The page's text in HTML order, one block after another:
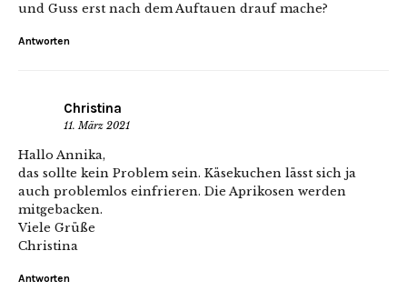
und Guss erst nach dem Auftauen drauf mache?
Antworten
Christina
11. März 2021
Hallo Annika,
das sollte kein Problem sein. Käsekuchen lässt sich ja
auch problemlos einfrieren. Die Aprikosen werden
mitgebacken.
Viele Grüße
Christina
Antworten